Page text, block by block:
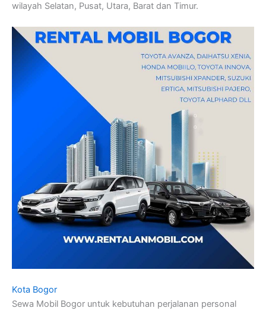
wilayah Selatan, Pusat, Utara, Barat dan Timur.
Kota Bogor
Sewa Mobil Bogor untuk kebutuhan perjalanan personal